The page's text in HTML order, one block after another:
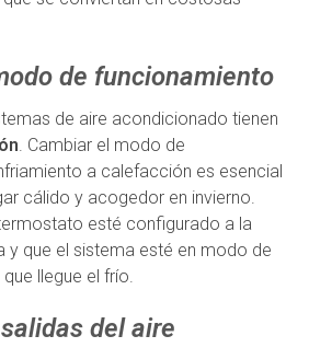
de funcionamiento
de aire acondicionado tienen
. Cambiar el modo de
a calefacción es esencial
cálido y acogedor en invierno.
esté configurado a la
y que el sistema esté en modo de
llegue el frío.
del aire